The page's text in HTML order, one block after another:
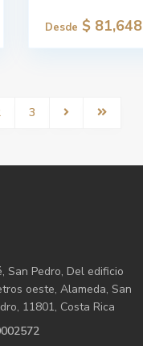
Desde $ 81,648
3
San Pedro, Del edificio
oeste, Alameda, San
11801, Costa Rica